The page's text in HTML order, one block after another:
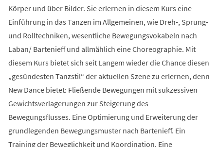
Körper und über Bilder. Sie erlernen in diesem Kurs eine
Einführung in das Tanzen im Allgemeinen, wie Dreh-, Sprung-
und Rolltechniken, wesentliche Bewegungsvokabeln nach
Laban/ Bartenieff und allmählich eine Choreographie. Mit
diesem Kurs bietet sich seit Langem wieder die Chance diesen
„gesündesten Tanzstil“ der aktuellen Szene zu erlernen, denn
New Dance bietet: Fließende Bewegungen mit sukzessiven
Gewichtsverlagerungen zur Steigerung des
Bewegungsflusses. Eine Optimierung und Erweiterung der
grundlegenden Bewegungsmuster nach Bartenieff. Ein
Training der Beweglichkeit und Koordination. Eine